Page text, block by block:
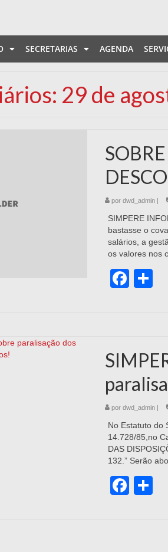
SECRETARIAS AGENDA
29 de
por dwd_admin|
SIMPERE
bastasse o
salários, a
os valores nos
por dwd_admin|
No Estatuto do
14.728/85,no
DAS
132.” Serão